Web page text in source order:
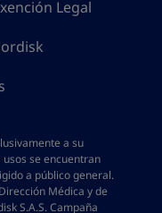
Legal
a su
se encuentran
a público general.
Médica y de
S.A.S. Campaña